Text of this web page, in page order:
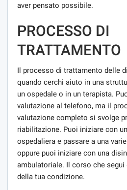
aver pensato possibile.
PROCESSO DI
TRATTAMENTO
Il processo di trattamento delle
quando cerchi aiuto in una
un ospedale o in un terapista.
valutazione al telefono, ma il
valutazione completo si svolge
riabilitazione. Puoi iniziare con
ospedaliera e passare a una
oppure puoi iniziare con una
ambulatoriale. Il corso che segui
della tua condizione.